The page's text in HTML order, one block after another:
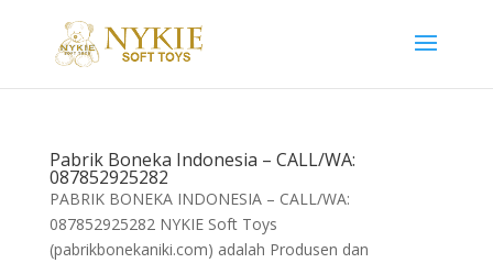
Pabrik Boneka Indonesia – CALL/WA:
087852925282
PABRIK BONEKA INDONESIA – CALL/WA:
087852925282 NYKIE Soft Toys
(pabrikbonekaniki.com) adalah Produsen dan